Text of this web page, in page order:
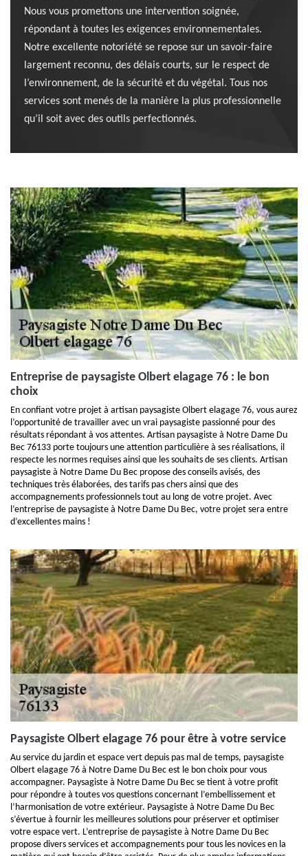
Nous vous promettons une intervention soignée,
répondant à toutes les exigences environnementales.
Notre excellente notoriété se repose sur un savoir-faire
largement reconnu, des délais courts, sur le respect de
l’environnement, de la sécurité et du végétal. Tous nos
services sont menés de la manière la plus professionnelle
qu’il soit avec des outils perfectionnés.
Entreprise de paysagiste Olbert elagage 76 : le bon
choix
En confiant votre projet à artisan paysagiste Olbert elagage 76, vous aurez
l’opportunité de travailler avec un vrai paysagiste passionné pour des
résultats répondant à vos attentes. Artisan paysagiste à Notre Dame Du
Bec 76133 porte toujours une attention particulière à ses réalisations, il
respecte les normes requises ainsi que les souhaits de ses clients. Artisan
paysagiste à Notre Dame Du Bec propose des conseils avisés, des
techniques très élaborées, des tarifs pas chers ainsi que des
accompagnements professionnels tout au long de votre projet. Avec
l’entreprise de paysagiste à Notre Dame Du Bec, votre projet sera entre
d’excellentes mains !
Paysagiste Olbert elagage 76 pour être à votre service
Au service du jardin et espace vert depuis pas mal de temps, paysagiste
Olbert elagage 76 à Notre Dame Du Bec est le bon choix pour vous
accompagner. Paysagiste à Notre Dame Du Bec se tient à votre profit
pour répondre à toutes vos questions concernant l’embellissement et
l’harmonisation de votre extérieur. Paysagiste à Notre Dame Du Bec
s’évertue à fournir les meilleures solutions pour préserver et optimiser
votre espace vert. L’entreprise de paysagiste à Notre Dame Du Bec
propose divers services et accompagnements pour tous les novices en la